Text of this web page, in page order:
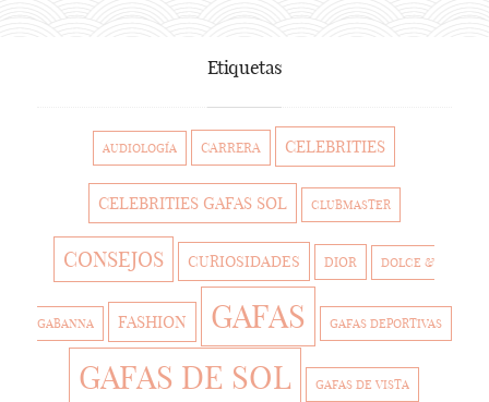
Etiquetas
AUDIOLOGÍA CARRERA CELEBRITIES
CELEBRITIES GAFAS SOL CLUBMASTER
CONSEJOS CURIOSIDADES DIOR DOLCE &
GABANNA FASHION GAFAS GAFAS DEPORTIVAS
GAFAS DE SOL GAFAS DE VISTA